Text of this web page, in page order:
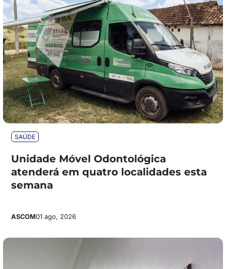
SAÚDE
Unidade Móvel Odontológica
atenderá em quatro localidades esta
semana
ASCOM01 ago, 2026